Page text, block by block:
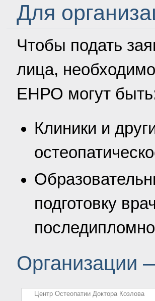
Для
Чтобы подать
лица, необходимо
ЕНРО могут
Клиники и
подготовку
Центр Остеопатии Доктора Козлова